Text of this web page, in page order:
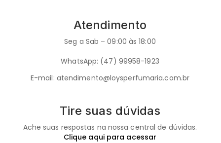
Atendimento
Seg a Sab – 09:00 às 18:00
WhatsApp: (47) 99958-1923
E-mail: atendimento@loysperfumaria.com.br
Tire suas dúvidas
Ache suas respostas na nossa central de dúvidas.
Clique aqui para acessar